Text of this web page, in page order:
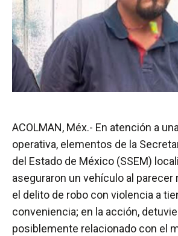
ACOLMAN, Méx.- En atención a
operativa, elementos de la
del Estado de México (SSEM)
aseguraron un vehículo al parecer
el delito de robo con violencia a
conveniencia; en la acción,
posiblemente relacionado con el